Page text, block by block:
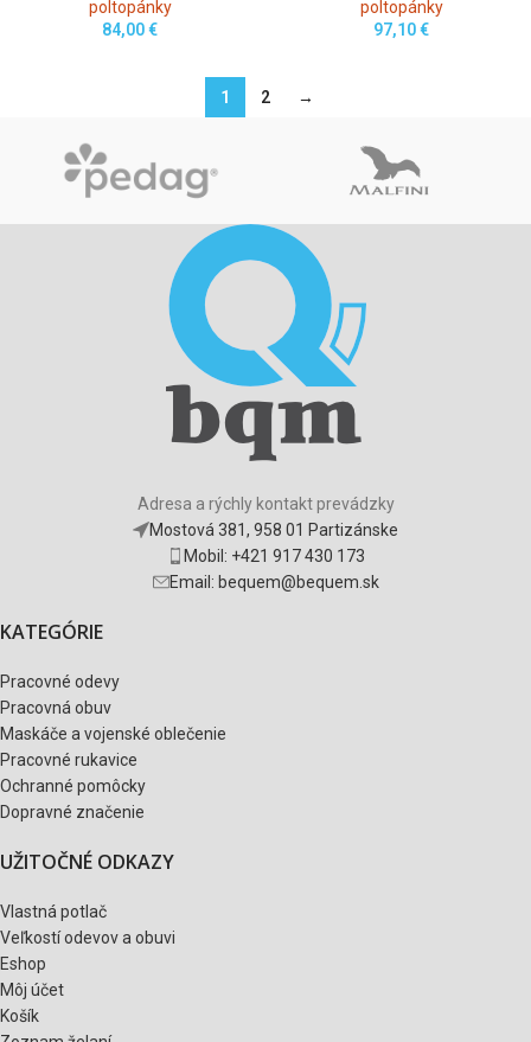
poltopánky
84,00€
poltopánky
97,10€
1 2 →
Adresa a rýchly kontakt prevádzky
Mostová 381, 958 01 Partizánske
Mobil: +421 917 430 173
Email: bequem@bequem.sk
KATEGÓRIE
Pracovné odevy
Pracovná obuv
Maskáče a vojenské oblečenie
Pracovné rukavice
Ochranné pomôcky
Dopravné značenie
UŽITOČNÉ ODKAZY
Vlastná potlač
Veľkostí odevov a obuvi
Eshop
Môj účet
Košík